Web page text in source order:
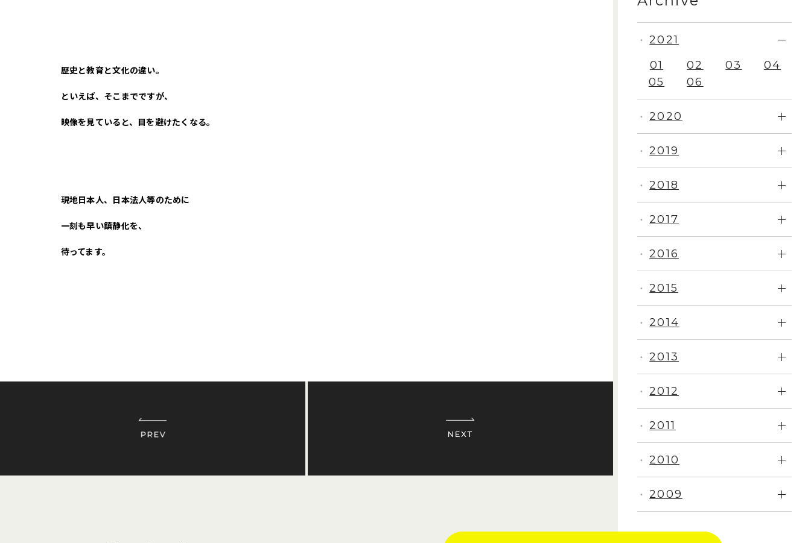
歴史と教育と文化の違い。
といえば、そこまでですが、
映像を見ていると、目を避けたくなる。
現地日本人、日本法人等のために
一刻も早い鎮静化を、
待ってます。
・ 2009
・ 2010
・ 2011
・ 2012
・ 2013
・ 2014
・ 2015
・ 2016
・ 2017
・ 2018
・ 2019
・ 2020
・
2021
01
02 03
04
05
06